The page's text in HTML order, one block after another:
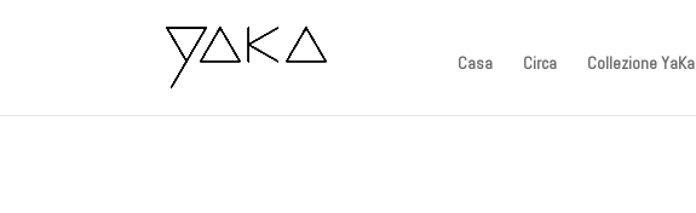
Casa Circa Collezione YaKa